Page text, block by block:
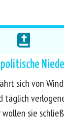
sich von
täglich
sie